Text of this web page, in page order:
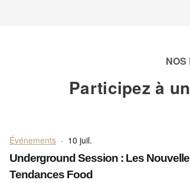
NOS
Participez à
Événements · 10 juil.
Underground Session : Les
Tendances Food